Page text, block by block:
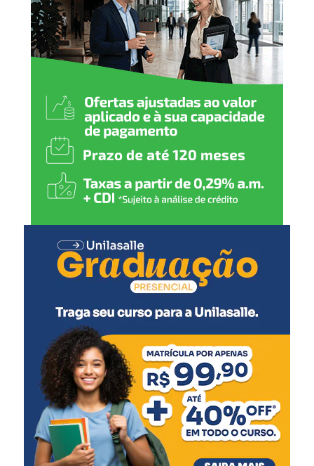
nas questões sociais e ambientais que tem defendido ao
longo de sua liderança. A comunidade católica continua
em oração por sua recuperação e bem-estar.